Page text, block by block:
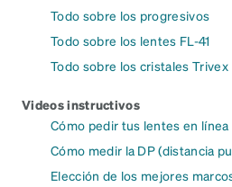
Todo sobre los progresivos
Todo sobre los lentes FL-41
Todo sobre los cristales Trivex
Videos instructivos
Cómo pedir tus lentes en línea
Cómo medir la DP (distancia
Elección de los mejores